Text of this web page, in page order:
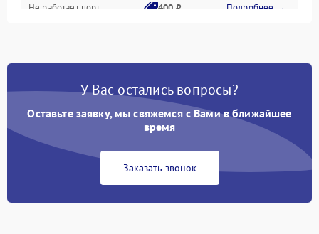
Коммуникации и интерфейсы
Не работает порт 400 ₽ Подробнее →
У Вас остались вопросы?
Оставьте заявку, мы свяжемся с Вами в ближайшее
время
Заказать звонок